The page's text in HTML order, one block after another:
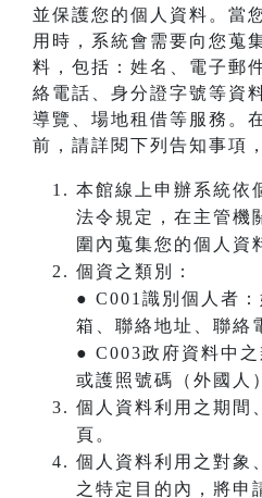
並保護您的個人資料。當
用時，系統會需要向您蒐
料，包括：姓名、電子郵
絡電話、身分證字號等資
導覽、場地租借等服務。
前，請詳閱下列告知事項
本館線上申辦系統依
法令規定，在主管機
圍內蒐集您的個人資
個資之類別：
● C001識別個人者
箱、聯絡地址、聯絡
● C003政府資料中
或護照號碼（外國人
個人資料利用之期間
頁。
個人資料利用之對象
之特定目的內，將申